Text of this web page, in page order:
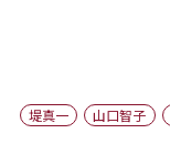
堤真一 山口智子